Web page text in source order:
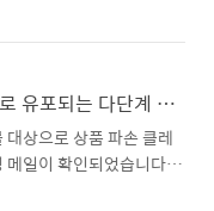
싱
상품
주문한
다.
부
상품 파손 사칭 메일로 유포되는 다단계 정보탈취 악성코드 주의
상으로 상품 파손 클레
메일이 확인되었습니다.
접 첨부하는 대신 외부